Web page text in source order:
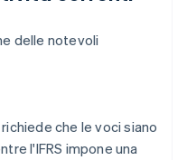
delle notevoli
che le voci siano
l'IFRS impone una